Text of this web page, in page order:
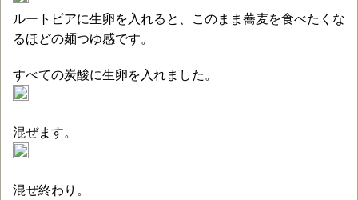
ルートビアに生卵を入れると、このまま蕎麦を食べたくな
るほどの麺つゆ感です。
すべての炭酸に生卵を入れました。
混ぜます。
混ぜ終わり。